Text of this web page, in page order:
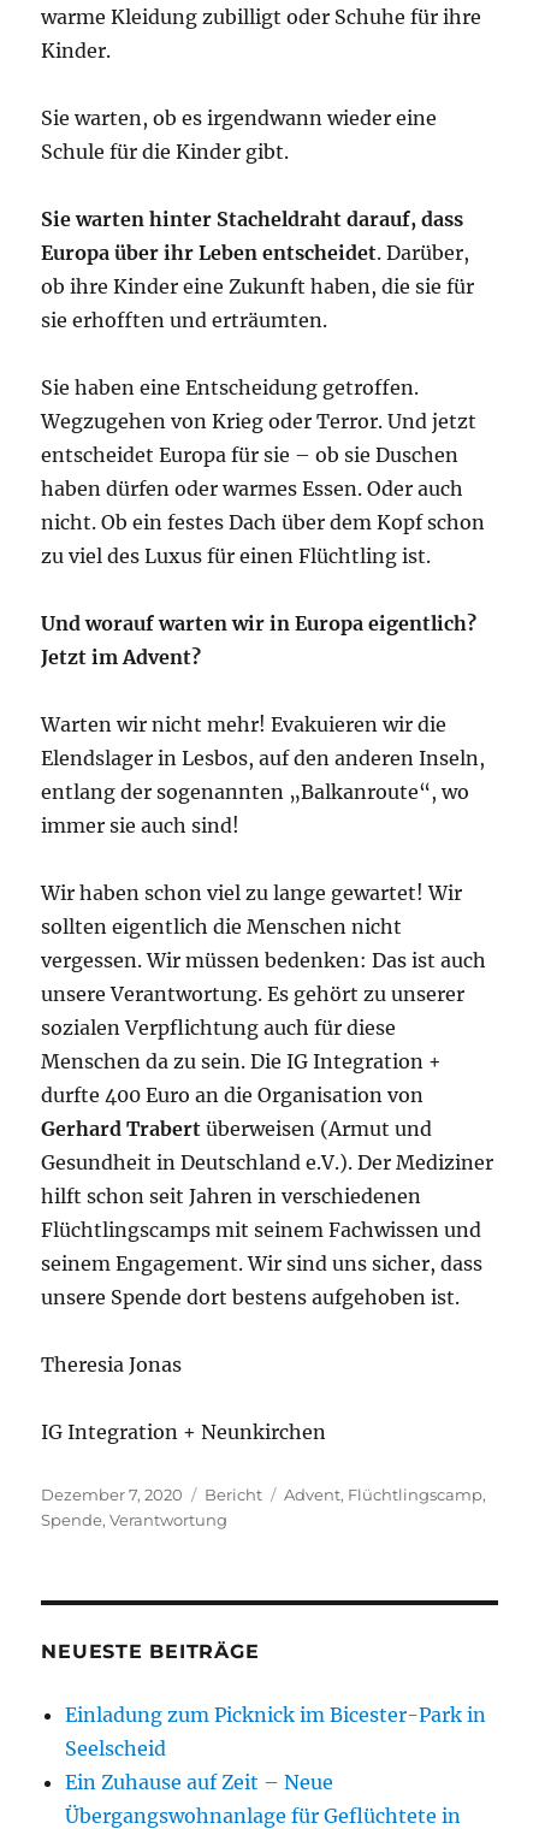
warme Kleidung zubilligt oder Schuhe für ihre
Kinder.
Sie warten, ob es irgendwann wieder eine
Schule für die Kinder gibt.
Sie warten hinter Stacheldraht darauf, dass
Europa über ihr Leben entscheidet. Darüber,
ob ihre Kinder eine Zukunft haben, die sie für
sie erhofften und erträumten.
Sie haben eine Entscheidung getroffen.
Wegzugehen von Krieg oder Terror. Und jetzt
entscheidet Europa für sie – ob sie Duschen
haben dürfen oder warmes Essen. Oder auch
nicht. Ob ein festes Dach über dem Kopf schon
zu viel des Luxus für einen Flüchtling ist.
Und worauf warten wir in Europa eigentlich?
Jetzt im Advent?
Warten wir nicht mehr! Evakuieren wir die
Elendslager in Lesbos, auf den anderen Inseln,
entlang der sogenannten „Balkanroute“, wo
immer sie auch sind!
Wir haben schon viel zu lange gewartet! Wir
sollten eigentlich die Menschen nicht
vergessen. Wir müssen bedenken: Das ist auch
unsere Verantwortung. Es gehört zu unserer
sozialen Verpflichtung auch für diese
Menschen da zu sein. Die IG Integration +
durfte 400 Euro an die Organisation von
Gerhard Trabert überweisen (Armut und
Gesundheit in Deutschland e.V.). Der Mediziner
hilft schon seit Jahren in verschiedenen
Flüchtlingscamps mit seinem Fachwissen und
seinem Engagement. Wir sind uns sicher, dass
unsere Spende dort bestens aufgehoben ist.
Theresia Jonas
IG Integration + Neunkirchen
Veröffentlicht
am
Dezember 7, 2020 Kategorien
Bericht Schlagwörter
Advent, Flüchtlingscamp,
Spende,Verantwortung
NEUESTE BEITRÄGE
Einladung zum Picknick im Bicester-Park in
Seelscheid
Ein Zuhause auf Zeit – Neue
Übergangswohnanlage für Geflüchtete in